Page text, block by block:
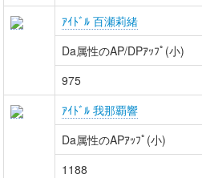
ｱｲﾄﾞﾙ 百瀬莉緒
Da属性のAP/DPｱｯﾌﾟ(小)
975
ｱｲﾄﾞﾙ 我那覇響
Da属性のAPｱｯﾌﾟ(小)
1188